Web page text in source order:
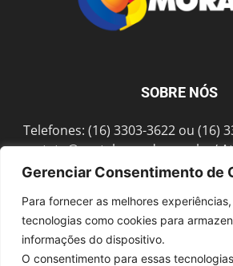
Gerenciar Consentimento de
Para fornecer as melhores
tecnologias como cookies para
informações do dispositivo.
O consentimento para essas
SOBRE NÓS
Telefones: (16) 3303-3622 ou (16)
contato@portalmorada.com.br/
Sex das 8h às 18h / Endereço: Av.
SIGA-NOS